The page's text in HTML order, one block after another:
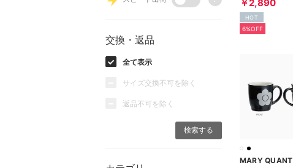
交換・返品
全て表示
サイズ交換不可を除く
返品不可を除く
￥2,890
HOT
6%OFF
MARY QUANT